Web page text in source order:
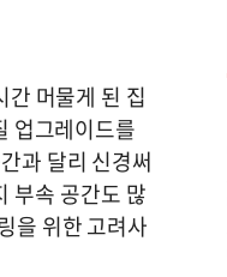
머물게 된 집
업그레이드를
과 달리 신경써
부속 공간도 많
을 위한 고려사